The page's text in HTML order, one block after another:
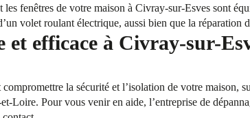
fenêtres de votre maison à Civray-sur-Esves sont
volet roulant électrique, aussi bien que la réparation
et efficace à Civray-sur-
la sécurité et l’isolation de votre maison,
Loire. Pour vous venir en aide, l’entreprise de